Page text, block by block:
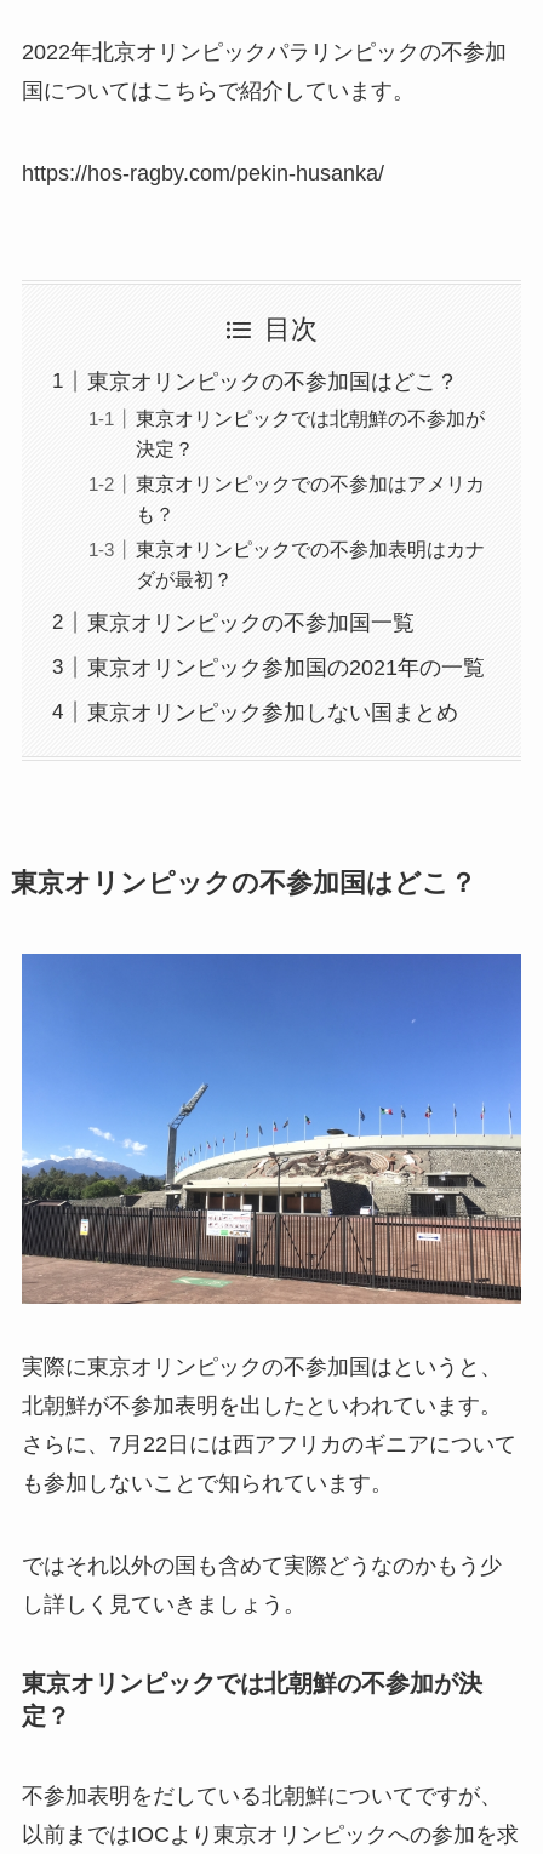
2022年北京オリンピックパラリンピックの不参加
国についてはこちらで紹介しています。
https://hos-ragby.com/pekin-husanka/
目次
東京オリンピックの不参加国はどこ？
東京オリンピックでは北朝鮮の不参加が
決定？
東京オリンピックでの不参加はアメリカ
も？
東京オリンピックでの不参加表明はカナ
ダが最初？
東京オリンピックの不参加国一覧
東京オリンピック参加国の2021年の一覧
東京オリンピック参加しない国まとめ
東京オリンピックの不参加国はどこ？
実際に東京オリンピックの不参加国はというと、
北朝鮮が不参加表明を出したといわれています。
さらに、7月22日には西アフリカのギニアについて
も参加しないことで知られています。
ではそれ以外の国も含めて実際どうなのかもう少
し詳しく見ていきましょう。
東京オリンピックでは北朝鮮の不参加が決
定？
不参加表明をだしている北朝鮮についてですが、
以前まではIOCより東京オリンピックへの参加を求